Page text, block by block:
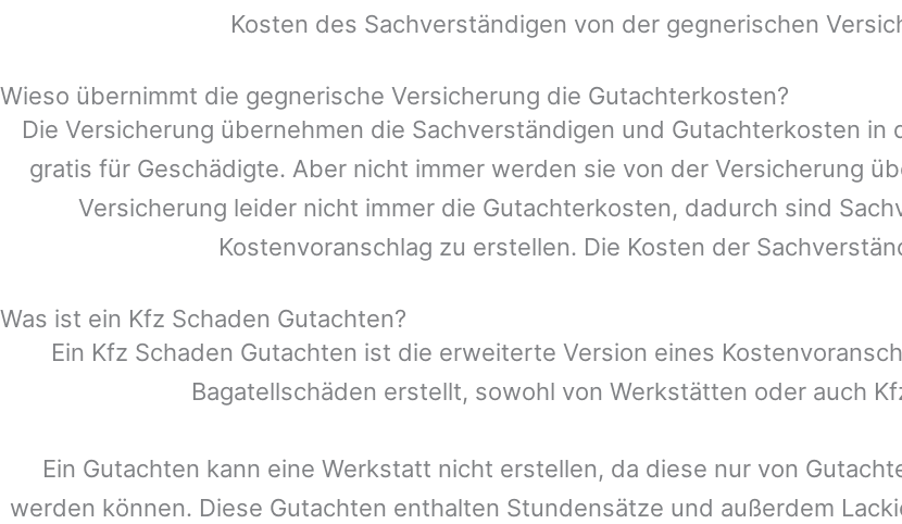
Kosten des Sachverständigen von der gegnerischen
Wieso übernimmt die gegnerische Versicherung die Gutachterkosten?
Die Versicherung übernehmen die Sachverständigen und Gutachterkosten
gratis für Geschädigte. Aber nicht immer werden sie von der Versicherung
Versicherung leider nicht immer die Gutachterkosten, dadurch sind
Kostenvoranschlag zu erstellen. Die Kosten der
Was ist ein Kfz Schaden Gutachten?
Ein Kfz Schaden Gutachten ist die erweiterte Version eines
Bagatellschäden erstellt, sowohl von Werkstätten oder auch
Ein Gutachten kann eine Werkstatt nicht erstellen, da diese nur von
werden können. Diese Gutachten enthalten Stundensätze und außerdem